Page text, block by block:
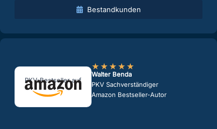
Bestandkunden
PKV-Bestseller auf
★★★★★
Walter Benda
PKV Sachverständiger
Amazon Bestseller-Autor